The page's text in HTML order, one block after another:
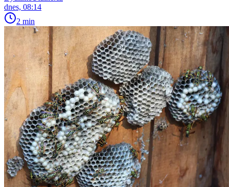
dnes, 08:14
2 min